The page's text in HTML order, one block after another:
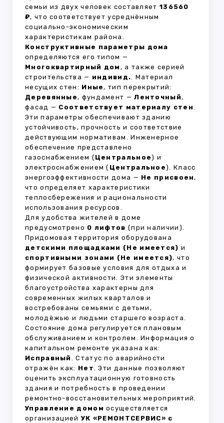
семьи из двух человек составляет 136560
₽, что соответствует усреднённым
социально-экономическим
характеристикам района.
Конструктивные параметры дома
определяются его типом —
Многоквартирный дом , а также серией
строительства — индивид.. Материал
несущих стен: Иные, тип перекрытий:
Деревянные, фундамент —Ленточный,
фасад — Соответствует материалу стен.
Эти параметры обеспечивают зданию
устойчивость, прочность и соответствие
действующим нормативам. Инженерное
обеспечение представлено
газоснабжением (Центральное) и
электроснабжением ( Центральное). Класс
энергоэффективности дома — Не присвоен,
что определяет характеристики
теплосбережения и рациональности
использования ресурсов.
Для удобства жителей в доме
предусмотрено 0 лифтов (при наличии).
Придомовая территория оборудована
детскими площадками (Не имеется) и
спортивными зонами (Не имеется), что
формирует базовые условия для отдыха и
физической активности. Эти элементы
благоустройства характерны для
современных жилых кварталов и
востребованы семьями с детьми,
молодёжью и людьми старшего возраста.
Состояние дома регулируется плановым
обслуживанием и контролем. Информация о
капитальном ремонте указана как:
Исправный . Статус по аварийности
отражён как: Нет. Эти данные позволяют
оценить эксплуатационную готовность
здания и потребность в проведении
ремонтно-восстановительных мероприятий.
Управление домом осуществляется
организациейУК «РЕМОНТСЕРВИС» с